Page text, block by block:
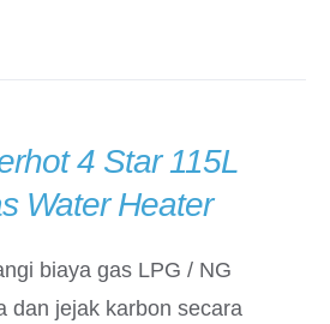
4 Star 115L
Water Heater
biaya gas LPG / NG
dan jejak karbon secara